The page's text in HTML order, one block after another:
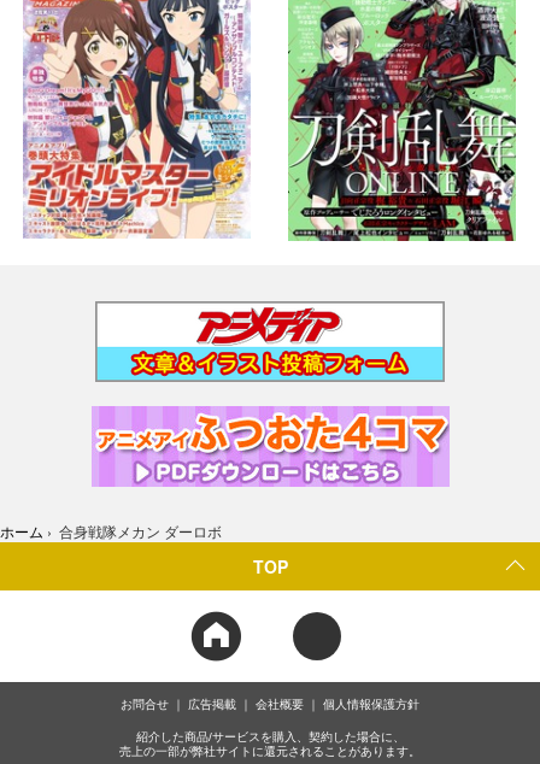
ホーム › 合身戦隊メカン ダーロボ
TOP
お問合せ 広告掲載 会社概要 個人情報保護方針
紹介した商品/サービスを購入、契約した場合に、
売上の一部が弊社サイトに還元されることがあります。